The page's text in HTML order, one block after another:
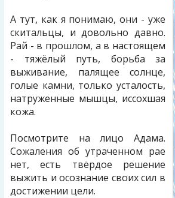
А тут, как я понимаю, они - уже
скитальцы, и довольно давно.
Рай - в прошлом, а в настоящем
- тяжёлый путь, борьба за
выживание, палящее солнце,
голые камни, только усталость,
натруженные мышцы, иссохшая
кожа.
Посмотрите на лицо Адама.
Сожаления об утраченном рае
нет, есть твёрдое решение
выжить и осознание своих сил в
достижении цели.